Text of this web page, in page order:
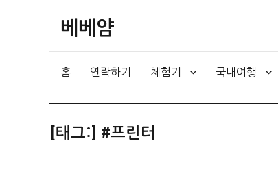
베베얌
홈 연락하기 체험기 국내여행
[태그:] #프린터